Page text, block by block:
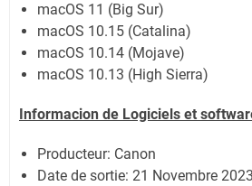
macOS 11 (Big Sur)
macOS 10.15 (Catalina)
macOS 10.14 (Mojave)
macOS 10.13 (High Sierra)
Informacion de Logiciels et
Producteur: Canon
Date de sortie: 21 Novembre 2023